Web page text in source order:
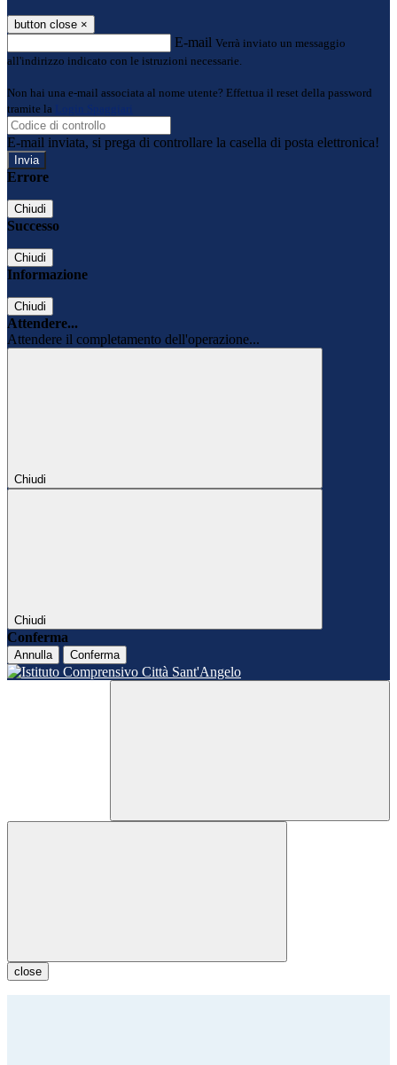
button close ×
E-mail Verrà inviato un messaggio
all'indirizzo indicato con le istruzioni necessarie.
Non hai una e-mail associata al nome utente? Effettua il reset della password
tramite la
Login Spaggiari
E-mail inviata, si prega di controllare la casella di posta elettronica!
Errore
Chiudi
Successo
Chiudi
Informazione
Chiudi
Attendere...
Attendere il completamento dell'operazione...
Chiudi
Chiudi
Conferma
Annulla Conferma
close